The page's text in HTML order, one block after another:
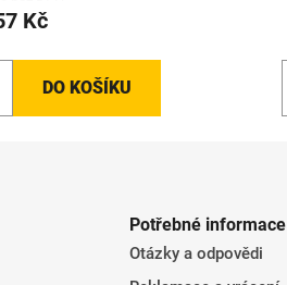
Kč
DO KOŠÍKU
Potřebné informace
Otázky a odpovědi